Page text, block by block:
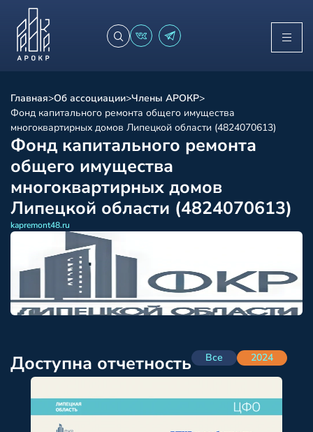
Главная>Об ассоциации>Члены АРОКР>
Фонд капитального ремонта общего имущества
многоквартирных домов Липецкой области (4824070613)
Фонд капитального ремонта
общего имущества
многоквартирных домов
Липецкой области (4824070613)
kapremont48.ru
Доступна отчетность Все 2024